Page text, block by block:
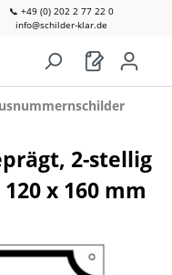
📞 +49 (0) 202 2 77 22 0
info@schilder-klar.de
2-stellig
x 160 mm